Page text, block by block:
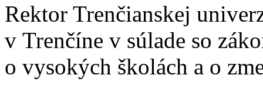
Rektor Trenčianskej
v Trenčíne v súlade so
o vysokých školách a o